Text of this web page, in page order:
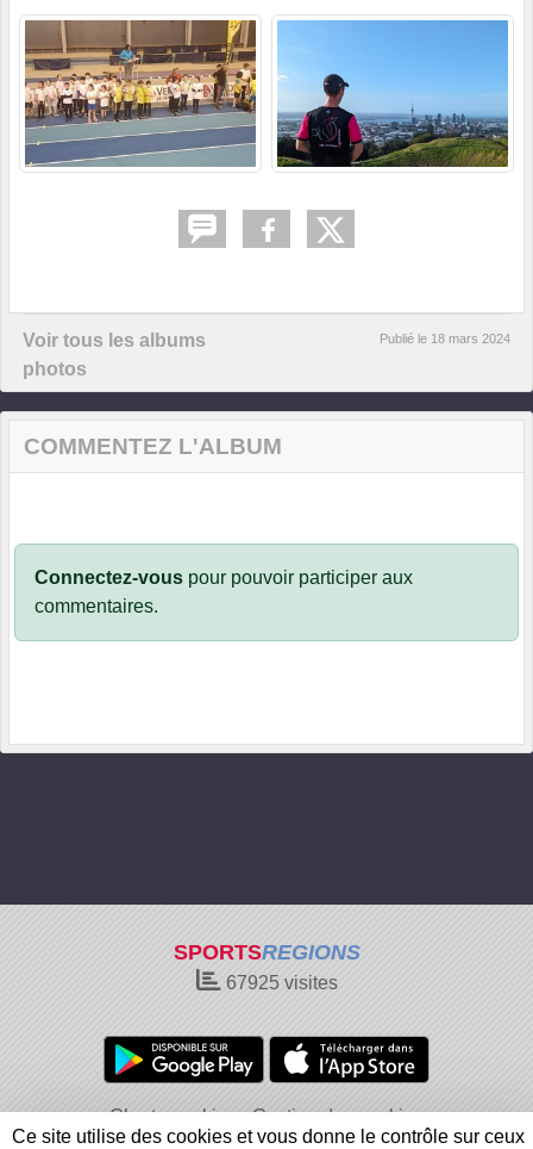
Voir tous les albums
photos
Publié le 18 mars 2024
COMMENTEZ L'ALBUM
Connectez-vous pour pouvoir participer aux
commentaires.
SPORTSREGIONS
67925visites
Charte cookies
Gestion des cookies
Informations légales
Signaler un contenu inapproprié
Ce site utilise des cookies et vous donne le contrôle sur ceux